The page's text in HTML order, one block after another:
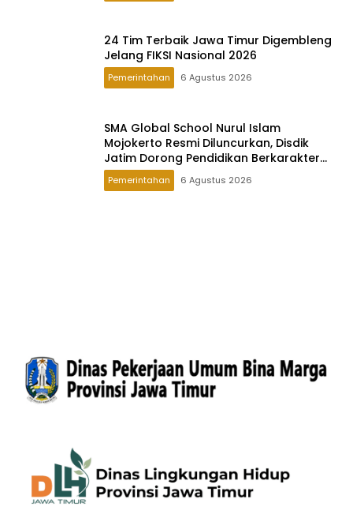
24 Tim Terbaik Jawa Timur Digembleng
Jelang FIKSI Nasional 2026
Pemerintahan 6 Agustus 2026
SMA Global School Nurul Islam
Mojokerto Resmi Diluncurkan, Disdik
Jatim Dorong Pendidikan Berkarakter
Global
Pemerintahan 6 Agustus 2026